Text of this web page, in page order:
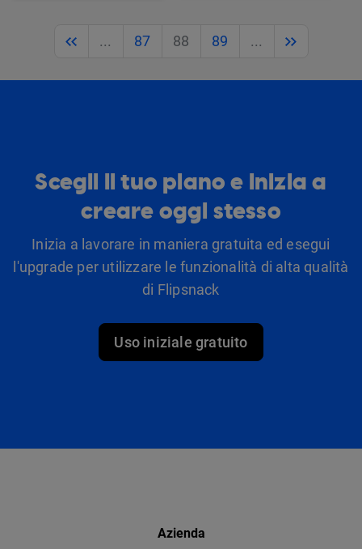
Previous
... 87 88 89 ... Next
Scegli il tuo piano e inizia a
creare oggi stesso
Inizia a lavorare in maniera gratuita ed esegui
l'upgrade per utilizzare le funzionalità di alta qualità
di Flipsnack
Uso iniziale gratuito
Azienda